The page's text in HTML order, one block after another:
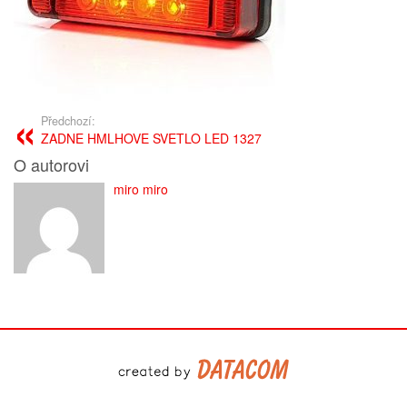
Předchozí:
ZADNE HMLHOVE SVETLO LED 1327
O autorovi
miro miro